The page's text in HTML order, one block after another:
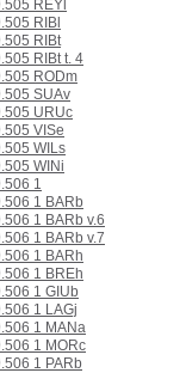
REYl
RIBl
RIBt
RIBt t. 4
RODm
SUAv
URUc
VISe
WILs
WINi
1
1 BARb
1 BARb v.6
1 BARb v.7
1 BARh
1 BREh
1 GIUb
1 LAGj
1 MANa
1 MORc
1 PARb